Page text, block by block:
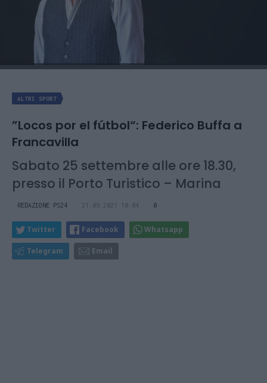
ALTRI SPORT
”Locos por el fútbol“: Federico Buffa a
Francavilla
Sabato 25 settembre alle ore 18.30,
presso il Porto Turistico – Marina
REDAZIONE PS24 21.09.2021 10:04 0
Twitter Facebook Whatsapp
Telegram Email